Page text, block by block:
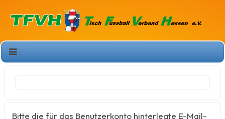
Bitte die für das Benutzerkonto hinterlegte E-Mail-